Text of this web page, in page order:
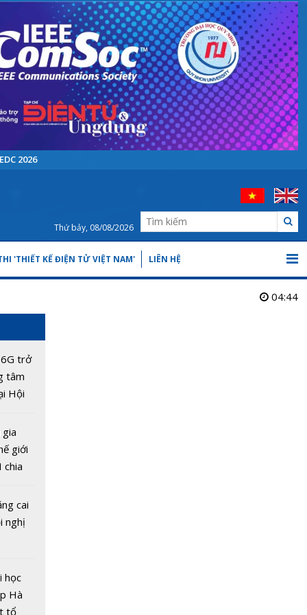
2026
Thứ bảy, 08/08/2026
'THIẾT KẾ ĐIỆN TỬ VIỆT NAM' LIÊN HỆ
04:44
trở
tâm
Hội
giới
chia
cai
nghị
học
Hà
tổ